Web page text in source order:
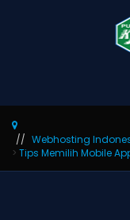
Webhosting
> Tips Memilih Mobile